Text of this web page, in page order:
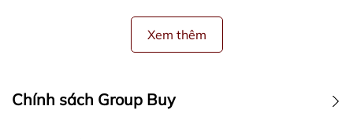
1x Full CNC Aluminum Case
1x PCB Hotswap / Soldered / Bluetooth
Xem thêm
Chính sách Group Buy